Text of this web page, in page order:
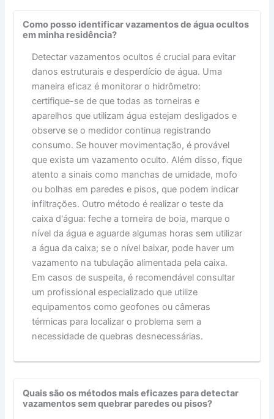
Como posso identificar vazamentos de água ocultos
em minha residência?
Detectar vazamentos ocultos é crucial para evitar
danos estruturais e desperdício de água. Uma
maneira eficaz é monitorar o hidrômetro:
certifique-se de que todas as torneiras e
aparelhos que utilizam água estejam desligados e
observe se o medidor continua registrando
consumo. Se houver movimentação, é provável
que exista um vazamento oculto. Além disso, fique
atento a sinais como manchas de umidade, mofo
ou bolhas em paredes e pisos, que podem indicar
infiltrações. Outro método é realizar o teste da
caixa d'água: feche a torneira de boia, marque o
nível da água e aguarde algumas horas sem utilizar
a água da caixa; se o nível baixar, pode haver um
vazamento na tubulação alimentada pela caixa.
Em casos de suspeita, é recomendável consultar
um profissional especializado que utilize
equipamentos como geofones ou câmeras
térmicas para localizar o problema sem a
necessidade de quebras desnecessárias.
Quais são os métodos mais eficazes para detectar
vazamentos sem quebrar paredes ou pisos?